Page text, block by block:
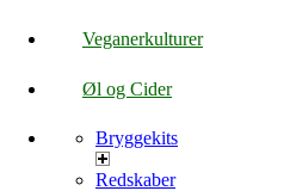
Veganerkulturer
Øl og Cider
Bryggekits
Redskaber